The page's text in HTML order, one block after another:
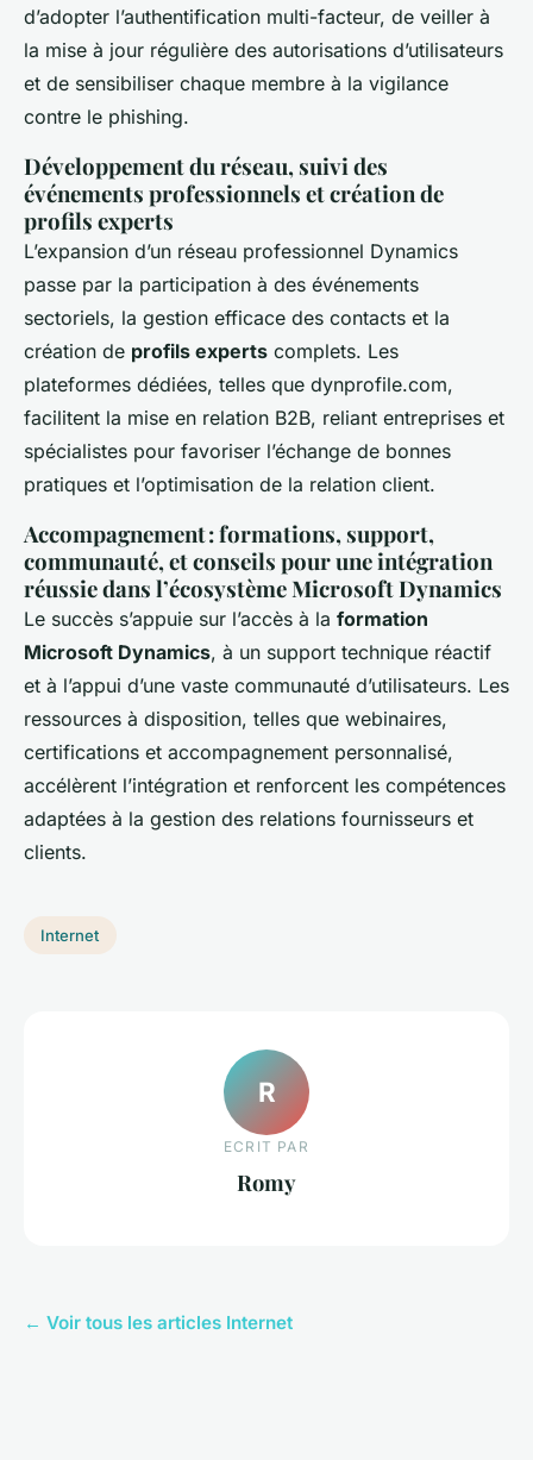
d’adopter l’authentification multi-facteur, de veiller à
la mise à jour régulière des autorisations d’utilisateurs
et de sensibiliser chaque membre à la vigilance
contre le phishing.
Développement du réseau, suivi des
événements professionnels et création de
profils experts
L’expansion d’un réseau professionnel Dynamics
passe par la participation à des événements
sectoriels, la gestion efficace des contacts et la
création de profils experts complets. Les
plateformes dédiées, telles que dynprofile.com,
facilitent la mise en relation B2B, reliant entreprises et
spécialistes pour favoriser l’échange de bonnes
pratiques et l’optimisation de la relation client.
Accompagnement : formations, support,
communauté, et conseils pour une intégration
réussie dans l’écosystème Microsoft Dynamics
Le succès s’appuie sur l’accès à la formation
Microsoft Dynamics, à un support technique réactif
et à l’appui d’une vaste communauté d’utilisateurs. Les
ressources à disposition, telles que webinaires,
certifications et accompagnement personnalisé,
accélèrent l’intégration et renforcent les compétences
adaptées à la gestion des relations fournisseurs et
clients.
Internet
R
ECRIT PAR
Romy
← Voir tous les articles Internet